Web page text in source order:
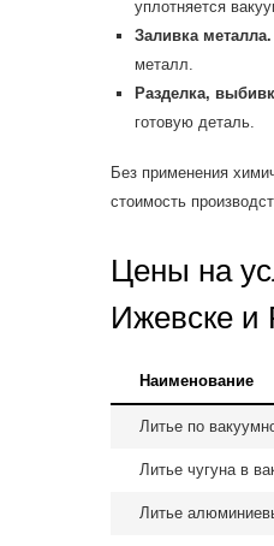
уплотняется
Заливка металла.
металл.
Разделка,
готовую деталь.
Без применения
стоимость
Цены на
Ижевске и
Наименование
Литье по
Литье чугуна в
Литье